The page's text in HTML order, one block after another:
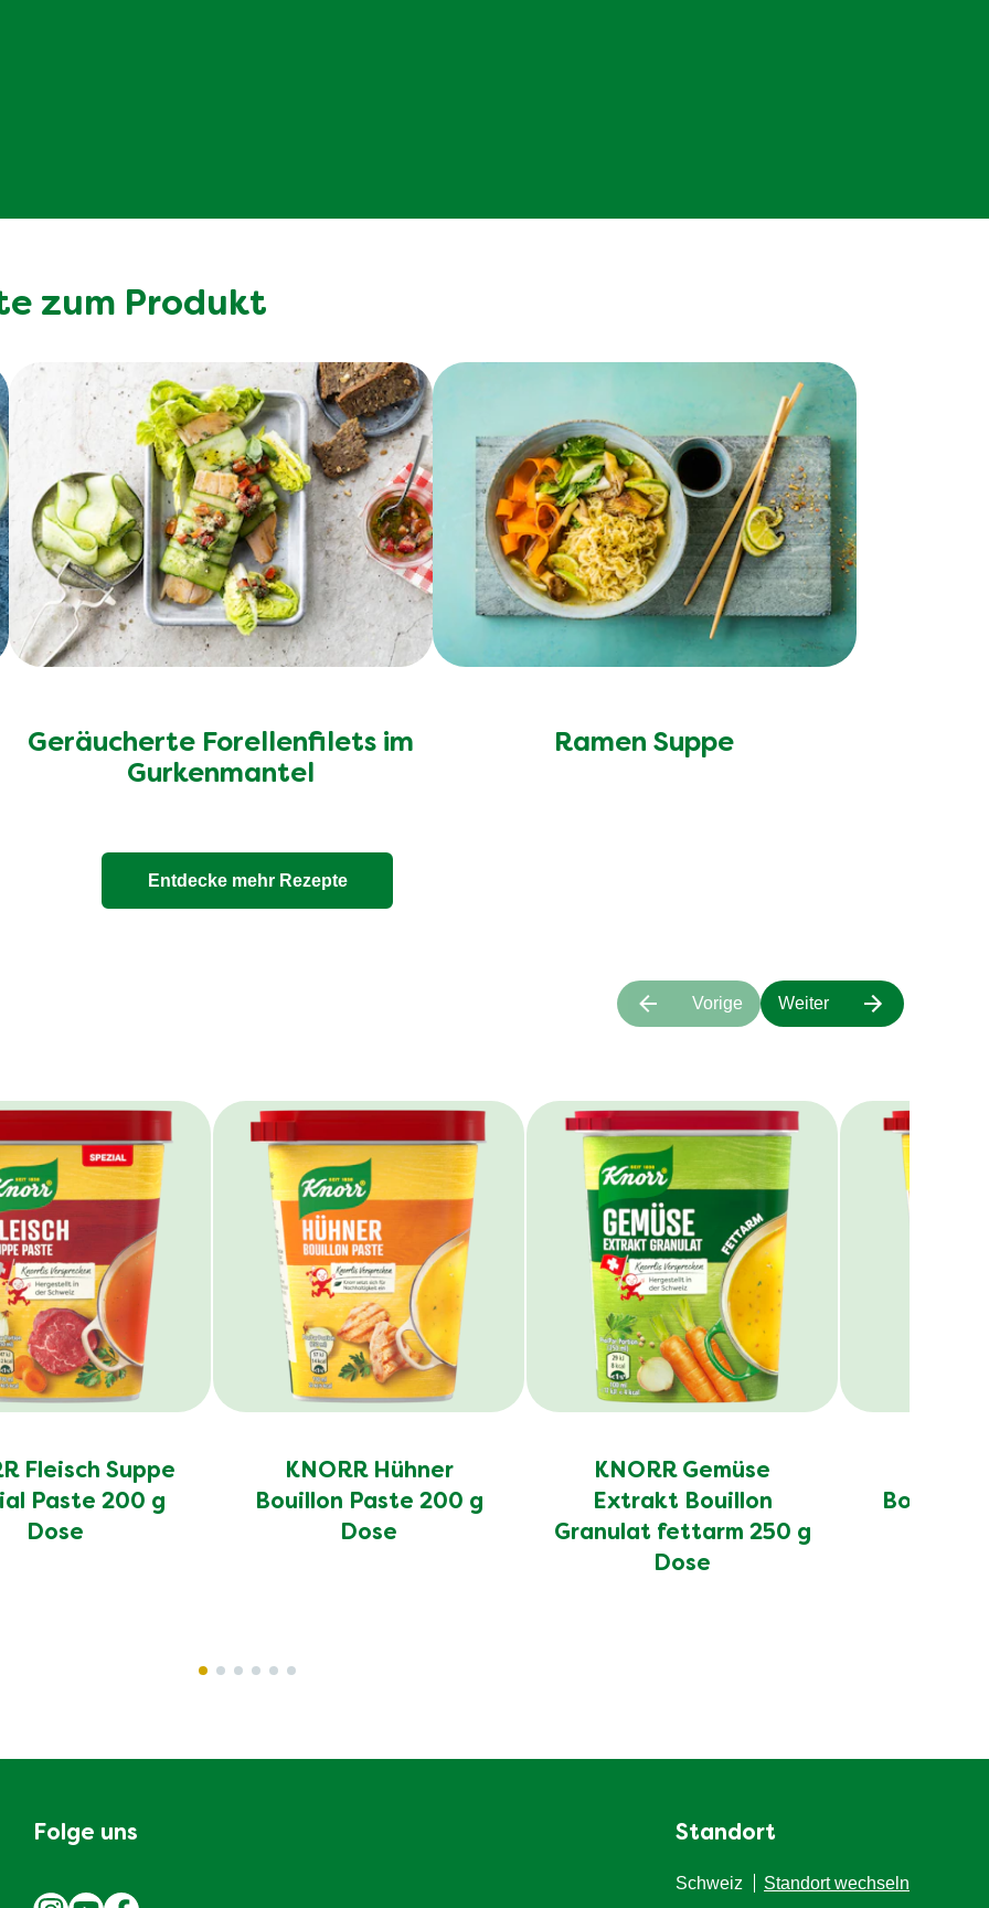
zum Produkt
Geräucherte Forellenfilets im
Gurkenmantel
Ramen Suppe
Entdecke mehr Rezepte
Fleisch Suppe
Paste 200 g
Dose
KNORR Hühner
Bouillon Paste 200 g
Dose
KNORR Gemüse
Extrakt Bouillon
Granulat fettarm 250 g
Dose
Bouillon
Vorige Weiter
Folge uns Standort
Schweiz Standort wechseln